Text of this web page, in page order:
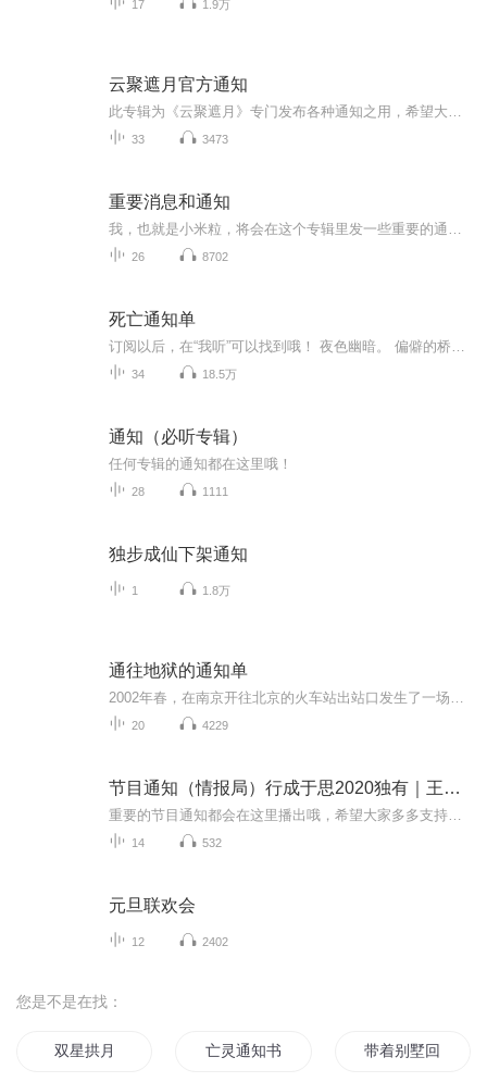
17 1.9万
云聚遮月官方通知
33 3473
重要消息和通知
26 8702
死亡通知单
34 18.5万
通知（必听专辑）
任何专辑的通知都在这里哦！
28 1111
独步成仙下架通知
1 1.8万
通往地狱的通知单
20 4229
节目通知（情报局）行成于思2020独有｜王牌通知术
14 532
元旦联欢会
12 2402
您是不是在找：
双星拱月 亡灵通知书 带着别墅回古代